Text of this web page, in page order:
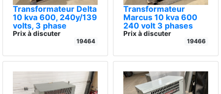
Transformateur Delta
10 kva 600, 240y/139
volts, 3 phase
Prix à discuter
19464
Transformateur
Marcus 10 kva 600
240 volt 3 phases
Prix à discuter
19466